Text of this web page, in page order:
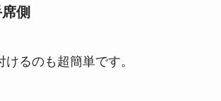
側
るのも超簡単です。